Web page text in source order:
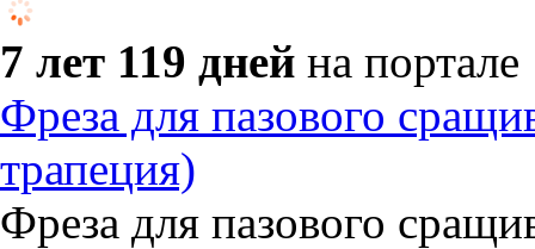
7 лет 119 дней на портале
Фреза для пазового
трапеция)
Фреза для пазового